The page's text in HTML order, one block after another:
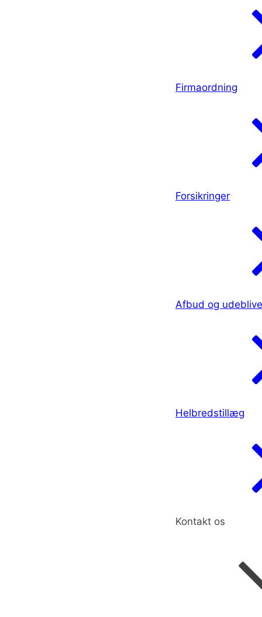
Firmaordning
Forsikringer
Afbud og
Helbredstillæg
Kontakt os